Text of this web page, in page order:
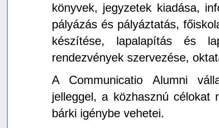
könyvek, jegyzetek kiadása,
pályázás és pályáztatás,
készítése, lapalapítás és
rendezvények szervezése,
A Communicatio Alumni
jelleggel, a közhasznú célokat
bárki igénybe vehetei.